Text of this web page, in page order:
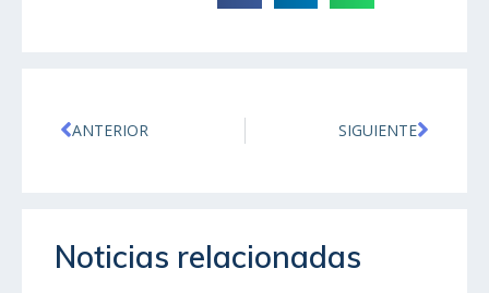
ANTERIOR SIGUIENTE
Noticias relacionadas